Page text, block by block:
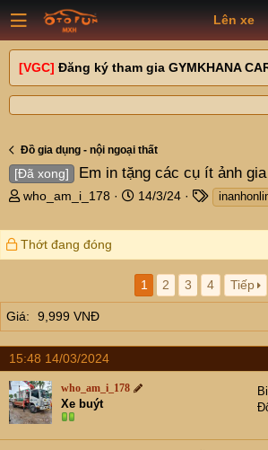
Lên xe
[VGC] Đăng ký tham gia GYMKHANA
Đồ gia dụng - nội ngoại thất
[Đã xong] Em in tặng các cụ ít ảnh
T
r
e
a
t
a
r
t
e
r
who_am_i_178
N
à
g
ử
i
14/3/24
T
g
Thớt đang đóng
1 2 3 4 Tiếp
Giá 9,999 VNĐ
15:48 14/03/2024
who_am_i_178
Xe buýt